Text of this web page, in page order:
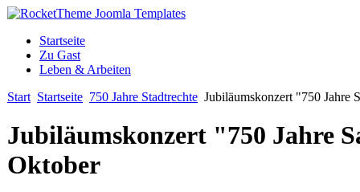
Startseite
Zu Gast
Leben & Arbeiten
Start Startseite 750 Jahre Stadtrechte Jubiläumskonzert "750 Jahre
Jubiläumskonzert "750 Jahre
Oktober